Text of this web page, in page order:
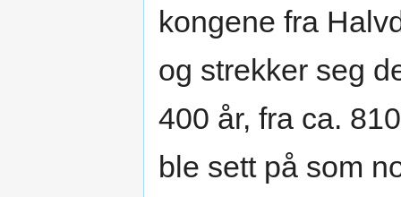
kongene fra
og strekker seg
400 år, fra ca.
ble sett på som